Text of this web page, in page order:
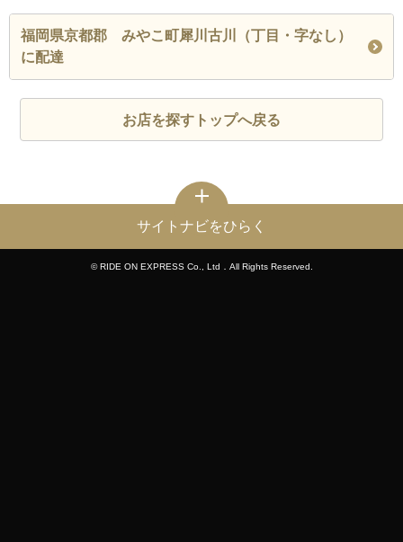
福岡県京都郡 みやこ町犀川古川（丁目・字なし）
に配達
お店を探すトップへ戻る
サイトナビをひらく
© RIDE ON EXPRESS Co., Ltd．All Rights Reserved.